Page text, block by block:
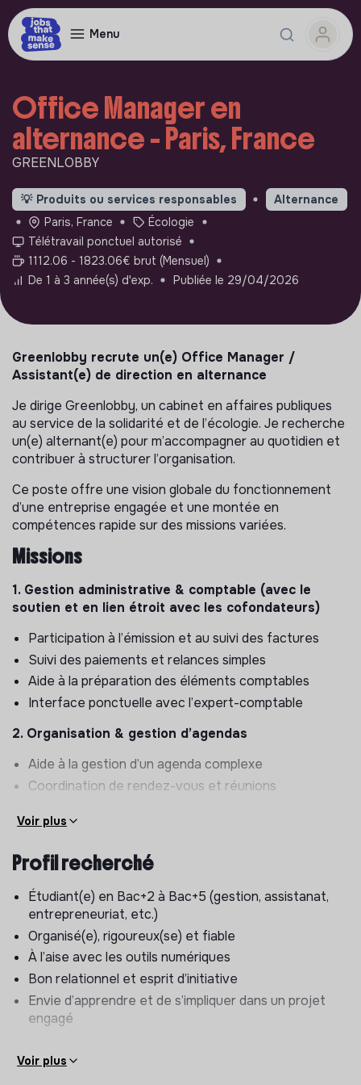
Menu
Office Manager en
alternance - Paris, France
GREENLOBBY
💡 Produits ou services responsables
Alternance
Paris, France
Écologie
Télétravail ponctuel autorisé
1112.06 - 1823.06€ brut (Mensuel)
De 1 à 3 année(s) d'exp.
Publiée le 29/04/2026
Greenlobby recrute un(e) Office Manager /
Assistant(e) de direction en alternance
Je dirige Greenlobby, un cabinet en affaires publiques
au service de la solidarité et de l’écologie. Je recherche
un(e) alternant(e) pour m’accompagner au quotidien et
contribuer à structurer l’organisation.
Ce poste offre une vision globale du fonctionnement
d’une entreprise engagée et une montée en
compétences rapide sur des missions variées.
Missions
1. Gestion administrative & comptable (avec le
soutien et en lien étroit avec les cofondateurs)
Participation à l’émission et au suivi des factures
Suivi des paiements et relances simples
Aide à la préparation des éléments comptables
Interface ponctuelle avec l’expert-comptable
2. Organisation & gestion d’agendas
Aide à la gestion d’un agenda complexe
Coordination de rendez-vous et réunions
échéances
3. Gestion des communications & emails
Tri et organisation des emails
Rédaction de réponses simples
Identification des priorités et urgences
4. Logistique & déplacements
Recherche et réservation de transports et
hébergements
Organisation de déplacements optimisés
Recherche de lieux pour réunions ou sessions de
travail
Voir plus
Profil recherché
Étudiant(e) en Bac+2 à Bac+5 (gestion, assistanat,
entrepreneuriat, etc.)
Organisé(e), rigoureux(se) et fiable
À l’aise avec les outils numériques
Bon relationnel et esprit d’initiative
Envie d’apprendre et de s’impliquer dans un projet
engagé
Voir plus